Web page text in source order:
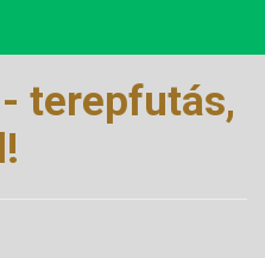
terepfutás,